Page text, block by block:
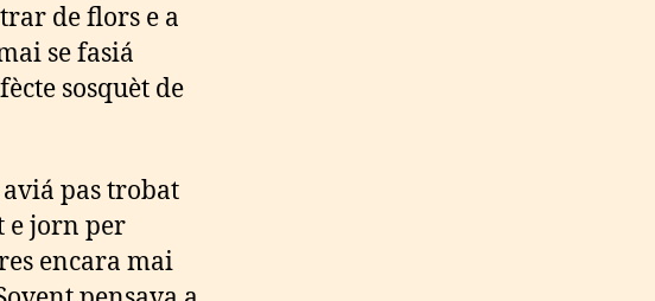
de flors e a
se fasiá
sosquèt de
pas trobat
e jorn per
encara mai